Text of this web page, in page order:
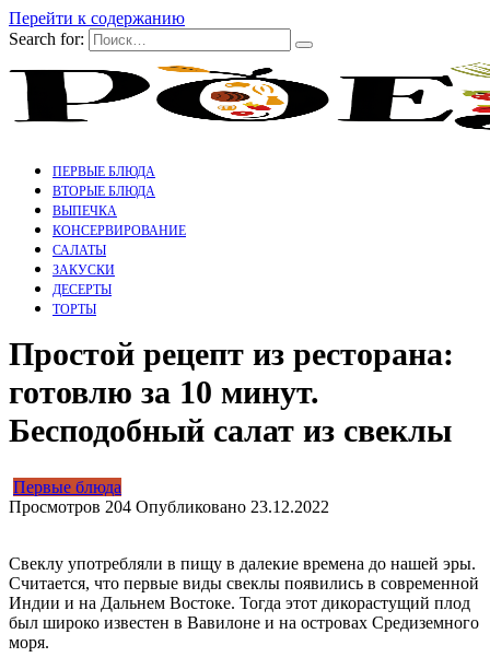
Перейти к содержанию
Search for:
ПЕРВЫЕ БЛЮДА
ВТОРЫЕ БЛЮДА
ВЫПЕЧКА
КОНСЕРВИРОВАНИЕ
САЛАТЫ
ЗАКУСКИ
ДЕСЕРТЫ
ТОРТЫ
Простой рецепт из ресторана:
готовлю за 10 минут.
Бесподобный салат из свеклы
Первые блюда
Просмотров 204 Опубликовано 23.12.2022
Свеклу употребляли в пищу в далекие времена до нашей эры.
Считается, что первые виды свеклы появились в современной
Индии и на Дальнем Востоке. Тогда этот дикорастущий плод
был широко известен в Вавилоне и на островах Средиземного
моря.